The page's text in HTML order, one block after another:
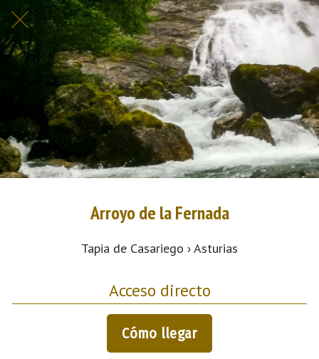
Arroyo de la Fernada
Tapia de Casariego › Asturias
Acceso directo
Cómo llegar